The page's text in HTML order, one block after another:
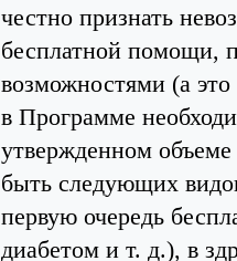
честно признать
бесплатной помощи,
возможностями (а это
в Программе
утвержденном объеме
быть следующих
первую очередь
диабетом и т. д.), в